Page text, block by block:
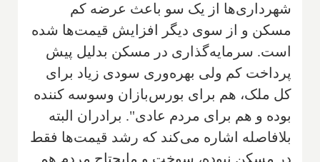
شهرداری‌ها از یک سو باعث عرضه کم
مسکن و از سوی دیگر افزایش قیمت‌ها شده
است. سرمایه‌گذاری در مسکن بدلیل پیش
پرداخت کم ولی بهره‌وری سودی زیاد برای
کل ملک، هم برای بورس‌بازان وسوسه کننده
بوده و هم برای مردم عادی". برادران البته
بلافاصله اشاره می‌کند که رشد قیمت‌ها فقط
در مسکن نبوده، سوخت و مایحتاج مردم هم